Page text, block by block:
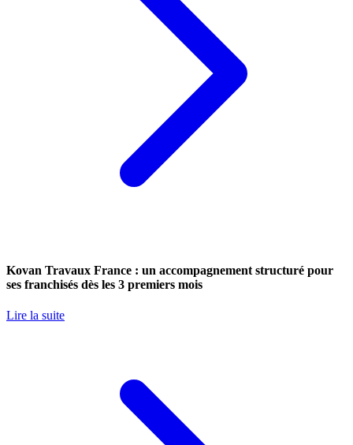
Kovan Travaux France : un accompagnement structuré pour
ses franchisés dès les 3 premiers mois
Lire la suite